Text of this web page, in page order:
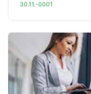
30.11.-0001